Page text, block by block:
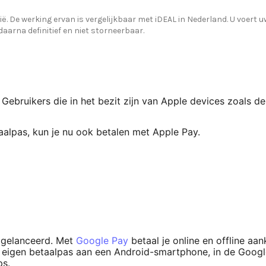
werking ervan is vergelijkbaar met iDEAL in Nederland. U
definitief en niet storneerbaar.
die in het bezit zijn van Apple devices zoals
kun je nu ook betalen met Apple Pay.
Met Google Pay betaal je online en offline
betaalpas aan een Android-smartphone, in de